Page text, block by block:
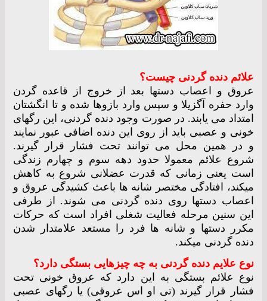
علائم دنده گردنی چیست؟
عروق و اعصاب دستها بعد از خروج از قاعده گردن
وارد حفره آگزیلا و سپس وارد بازوها شده و تا انگشتان
امتداد می یابند. در صورت وجود دنده گردنی، این رگهای
خونی و عصبی باید از روی این دنده اضافی عبور نمایند
و در همین محل می توانند تحت فشار قرار گیرند.
شروع علائم معمولا حدود دهه سوم و چهارم زندگی
است یعنی زمانی که قدرت عضلانی شروع به کاهش
میکند، افتادگی مختصر شانه ها باعث کشیدگی عروق و
اعصاب دستها روی دنده گردنی می شوند. از طرفی
این سنین مرحله فعالیت شغلی افراد است که حرکات
مکرر دستها و شانه ها فرد را مستعد علامتدار شدن
دنده گردنی میکند.
نوع علایم دنده گردنی به چه چیزهایی بستگی دارد؟
نوع علائم بستگی به این دارد که عروق خونی تحت
فشار قرار گیرند (تی او اس عروقی) یا رگهای عصبی